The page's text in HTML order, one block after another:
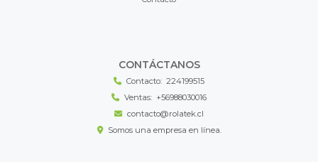
CONTÁCTANOS
Contacto: 224199515
Ventas: +56988030016
contacto@rolatek.cl
Somos una empresa en línea.